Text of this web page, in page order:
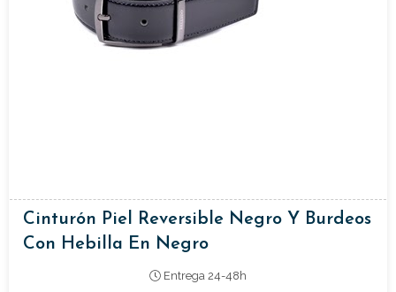
Cinturón Piel Reversible Negro Y Burdeos
Con Hebilla En Negro
Entrega 24-48h